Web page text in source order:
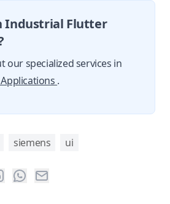
Industrial Flutter
our specialized services in
.
siemens ui